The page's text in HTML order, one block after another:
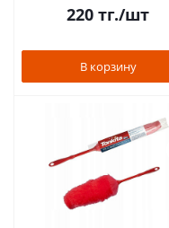
220 тг./шт
В корзину